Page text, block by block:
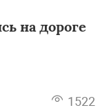
на дороге
1522